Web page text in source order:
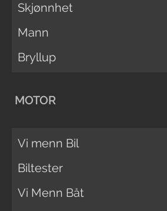
Skjønnhet
Mann
Bryllup
MOTOR
Vi menn Bil
Biltester
Vi Menn Båt